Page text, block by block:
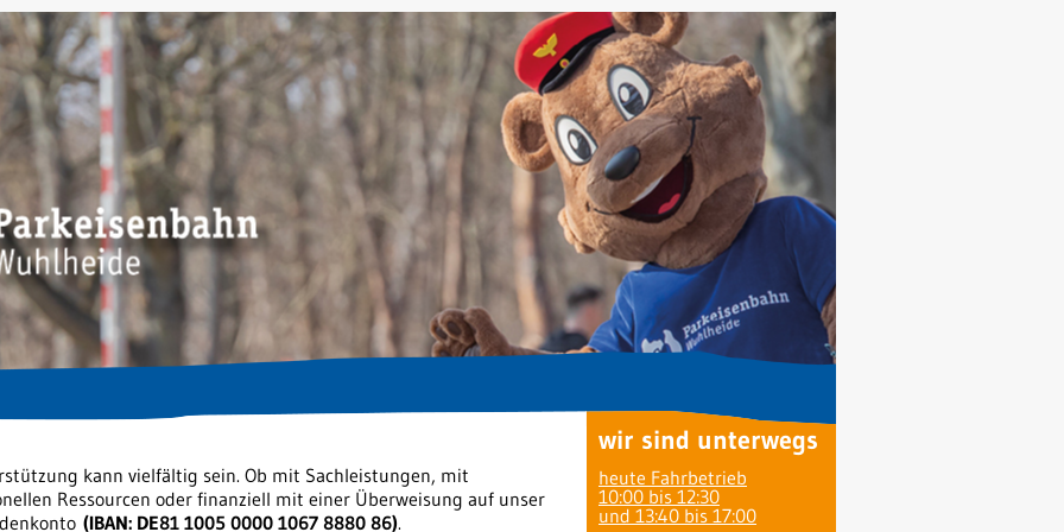
kann vielfältig sein. Ob mit Sachleistungen, mit
Ressourcen oder finanziell mit einer Überweisung auf unser
(IBAN: DE81 1005 0000 1067 8880 86).
wir sind unterwegs
heute Fahrbetrieb
10:00 bis 12:30
und 13:40 bis 17:00